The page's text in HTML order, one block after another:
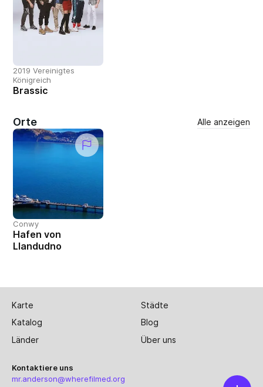
2019 Vereinigtes
Königreich
Brassic
Orte Alle anzeigen
Conwy
Hafen von
Llandudno
Karte
Städte
Katalog
Blog
Länder
Über uns
Kontaktiere uns
mr.anderson@wherefilmed.org